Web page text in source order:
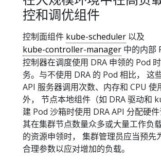
控和调优组件
控制面组件 kube-scheduler 以及
kube-controller-manager 中的内部
控制器在调度使用 DRA 申领的 Pod
务。与不使用 DRA 的 Pod 相比， 这
API 服务器调用次数、内存和 CPU 使
外， 节点本地组件（如 DRA 驱动和
建 Pod 沙箱时使用 DRA API 分配硬
其在集群节点数量众多或大量工作负
的资源申领时， 集群管理员应当预先
合理参数以应对增加的负载。